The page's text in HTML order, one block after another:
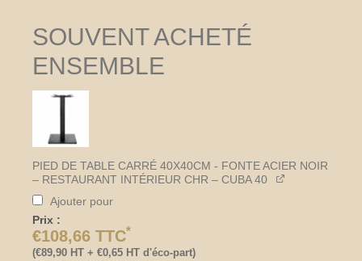
SOUVENT ACHETÉ
ENSEMBLE
PIED DE TABLE CARRÉ 40X40CM - FONTE ACIER NOIR
– RESTAURANT INTÉRIEUR CHR – CUBA 40
Ajouter pour
Prix :
€108,66 TTC*
(€89,90 HT + €0,65 HT d'éco-part)
fixation
pivotante
ORBITA-
FLIP
pour
de
table
CHR